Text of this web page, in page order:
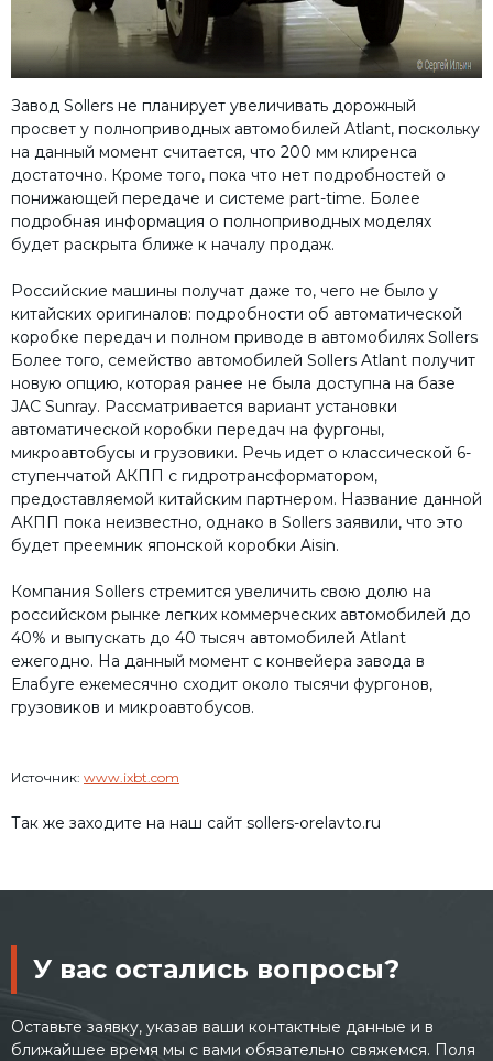
Завод Sollers не планирует увеличивать дорожный
просвет у полноприводных автомобилей Atlant, поскольку
на данный момент считается, что 200 мм клиренса
достаточно. Кроме того, пока что нет подробностей о
понижающей передаче и системе part-time. Более
подробная информация о полноприводных моделях
будет раскрыта ближе к началу продаж.
Российские машины получат даже то, чего не было у
китайских оригиналов: подробности об автоматической
коробке передач и полном приводе в автомобилях Sollers
Более того, семейство автомобилей Sollers Atlant получит
новую опцию, которая ранее не была доступна на базе
JAC Sunray. Рассматривается вариант установки
автоматической коробки передач на фургоны,
микроавтобусы и грузовики. Речь идет о классической 6-
ступенчатой АКПП с гидротрансформатором,
предоставляемой китайским партнером. Название данной
АКПП пока неизвестно, однако в Sollers заявили, что это
будет преемник японской коробки Aisin.
Компания Sollers стремится увеличить свою долю на
российском рынке легких коммерческих автомобилей до
40% и выпускать до 40 тысяч автомобилей Atlant
ежегодно. На данный момент с конвейера завода в
Елабуге ежемесячно сходит около тысячи фургонов,
грузовиков и микроавтобусов.
Источник: www.ixbt.com
Так же заходите на наш сайт sollers-orelavto.ru
У вас остались вопросы?
Оставьте заявку, указав ваши контактные данные и в
ближайшее время мы с вами обязательно свяжемся. Поля